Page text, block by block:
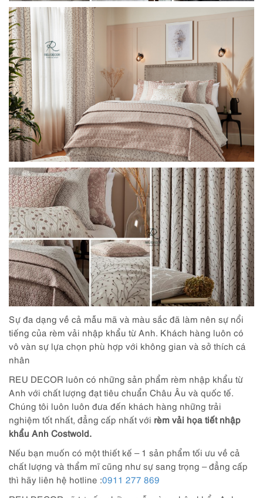
Sự đa dạng về cả mẫu mã và màu sắc đã làm nên sự nổi
tiếng của rèm vải nhập khẩu từ Anh. Khách hàng luôn có
vô vàn sự lựa chọn phù hợp với không gian và sở thích cá
nhân
REU DECOR luôn có những sản phẩm rèm nhập khẩu từ
Anh với chất lượng đạt tiêu chuẩn Châu Âu và quốc tế.
Chúng tôi luôn luôn đưa đến khách hàng những trải
nghiệm tốt nhất, đẳng cấp nhất với rèm vải họa tiết nhập
khẩu Anh Costwold.
Nếu bạn muốn có một thiết kế – 1 sản phẩm tối ưu về cả
chất lượng và thẩm mĩ cũng như sự sang trọng – đẳng cấp
thì hãy liên hệ hotline :0911 277 869